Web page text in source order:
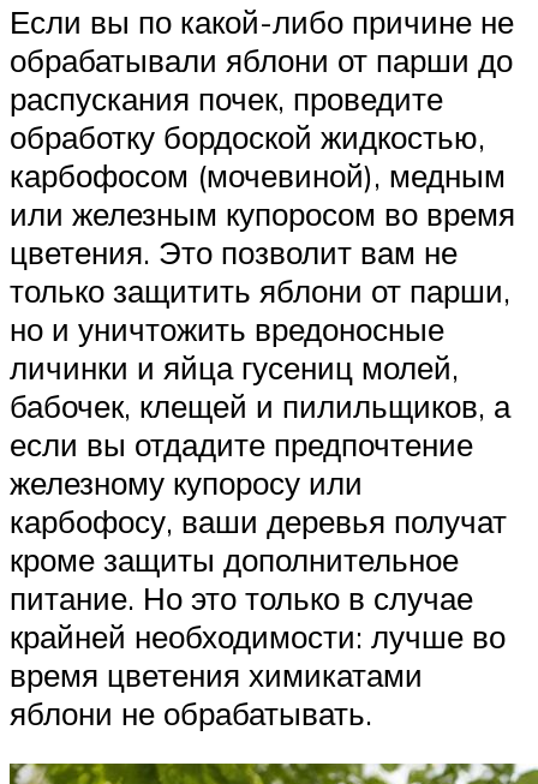
Если вы по какой-либо причине не
обрабатывали яблони от парши до
распускания почек, проведите
обработку бордоской жидкостью,
карбофосом (мочевиной), медным
или железным купоросом во время
цветения. Это позволит вам не
только защитить яблони от парши,
но и уничтожить вредоносные
личинки и яйца гусениц молей,
бабочек, клещей и пилильщиков, а
если вы отдадите предпочтение
железному купоросу или
карбофосу, ваши деревья получат
кроме защиты дополнительное
питание. Но это только в случае
крайней необходимости: лучше во
время цветения химикатами
яблони не обрабатывать.